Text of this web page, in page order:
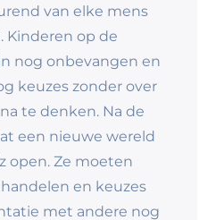
van elke mens
Kinderen op de
nog onbevangen en
keuzes zonder over
te denken. Na de
een nieuwe wereld
open. Ze moeten
en keuzes
met andere nog